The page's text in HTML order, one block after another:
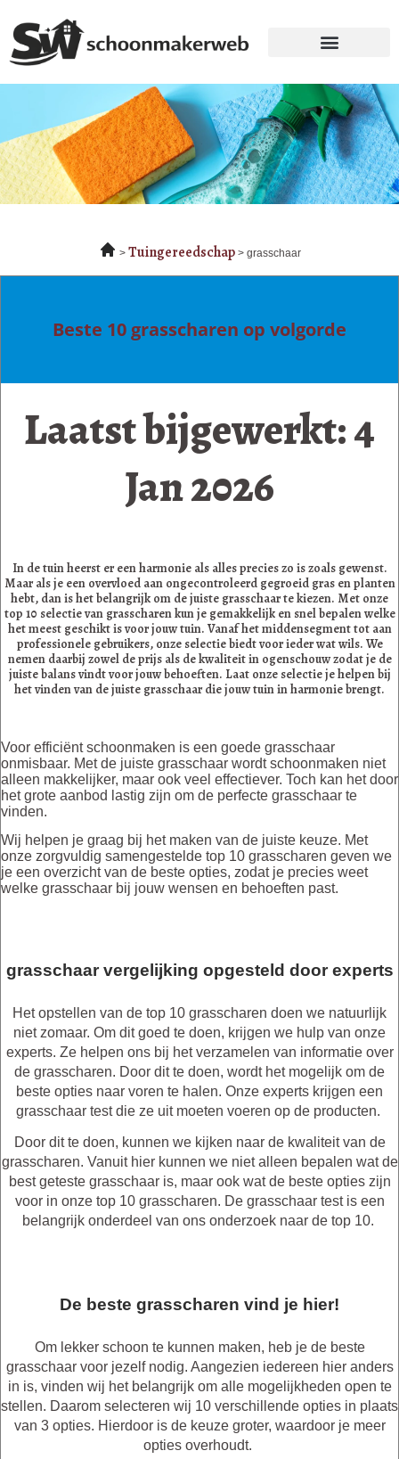
Tuingereedschap grasschaar
Beste 10 grasscharen op volgorde
Laatst bijgewerkt: 4
Jan 2026
In de tuin heerst er een harmonie als alles precies zo is zoals gewenst.
Maar als je een overvloed aan ongecontroleerd gegroeid gras en planten
hebt, dan is het belangrijk om de juiste grasschaar te kiezen. Met onze
top 10 selectie van grasscharen kun je gemakkelijk en snel bepalen welke
het meest geschikt is voor jouw tuin. Vanaf het middensegment tot aan
professionele gebruikers, onze selectie biedt voor ieder wat wils. We
nemen daarbij zowel de prijs als de kwaliteit in ogenschouw zodat je de
juiste balans vindt voor jouw behoeften. Laat onze selectie je helpen bij
het vinden van de juiste grasschaar die jouw tuin in harmonie brengt.
Voor efficiënt schoonmaken is een goede grasschaar
onmisbaar. Met de juiste grasschaar wordt schoonmaken niet
alleen makkelijker, maar ook veel effectiever. Toch kan het door
het grote aanbod lastig zijn om de perfecte grasschaar te
vinden.
Wij helpen je graag bij het maken van de juiste keuze. Met
onze zorgvuldig samengestelde top 10 grasscharen geven we
je een overzicht van de beste opties, zodat je precies weet
welke grasschaar bij jouw wensen en behoeften past.
grasschaar vergelijking opgesteld door experts
Het opstellen van de top 10 grasscharen doen we natuurlijk
niet zomaar. Om dit goed te doen, krijgen we hulp van onze
experts. Ze helpen ons bij het verzamelen van informatie over
de grasscharen. Door dit te doen, wordt het mogelijk om de
beste opties naar voren te halen. Onze experts krijgen een
grasschaar test die ze uit moeten voeren op de producten.
Door dit te doen, kunnen we kijken naar de kwaliteit van de
grasscharen. Vanuit hier kunnen we niet alleen bepalen wat de
best geteste grasschaar is, maar ook wat de beste opties zijn
voor in onze top 10 grasscharen. De grasschaar test is een
belangrijk onderdeel van ons onderzoek naar de top 10.
De beste grasscharen vind je hier!
Om lekker schoon te kunnen maken, heb je de beste
grasschaar voor jezelf nodig. Aangezien iedereen hier anders
in is, vinden wij het belangrijk om alle mogelijkheden open te
stellen. Daarom selecteren wij 10 verschillende opties in plaats
van 3 opties. Hierdoor is de keuze groter, waardoor je meer
opties overhoudt.